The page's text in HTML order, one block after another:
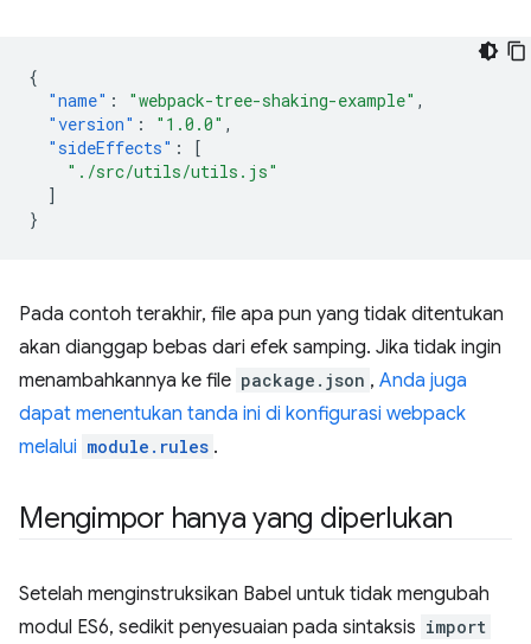
{
"name" : "webpack-tree-shaking-example" ,
"version" : "1.0.0" ,
"sideEffects" :
[
"./src/utils/utils.js"
]
}
Pada contoh terakhir, file apa pun yang tidak ditentukan
akan dianggap bebas dari efek samping. Jika tidak ingin
menambahkannya ke file package.json , Anda juga
dapat menentukan tanda ini di konfigurasi webpack
melalui module.rules .
Mengimpor hanya yang diperlukan
Setelah menginstruksikan Babel untuk tidak mengubah
modul ES6, sedikit penyesuaian pada sintaksis import